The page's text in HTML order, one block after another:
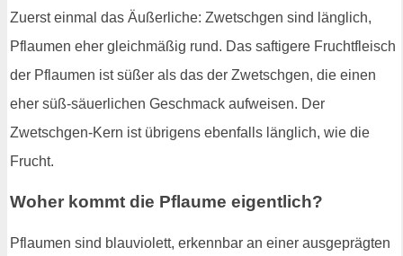
Zuerst einmal das Äußerliche: Zwetschgen sind länglich,
Pflaumen eher gleichmäßig rund. Das saftigere Fruchtfleisch
der Pflaumen ist süßer als das der Zwetschgen, die einen
eher süß-säuerlichen Geschmack aufweisen. Der
Zwetschgen-Kern ist übrigens ebenfalls länglich, wie die
Frucht.
Woher kommt die Pflaume eigentlich?
Pflaumen sind blauviolett, erkennbar an einer ausgeprägten